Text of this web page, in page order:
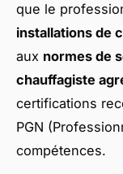
que le
installations de
aux normes de
chauffagiste
certifications
PGN
compétences.